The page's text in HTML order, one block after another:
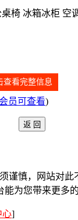
椅 冰箱冰柜 空
查看完整信息
员可查看)
谨慎，网站对此
为您带来更多的
心]